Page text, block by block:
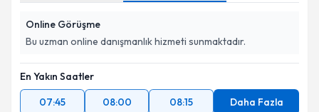
Online Görüşme
Bu uzman online danışmanlık hizmeti sunmaktadır.
En Yakın Saatler
07:45
08:00 08:15 Daha Fazla